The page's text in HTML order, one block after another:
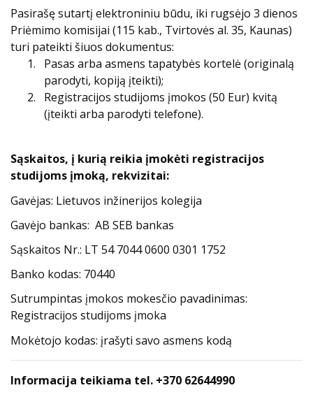
Pasirašę sutartį elektroniniu būdu, iki rugsėjo 3 dienos
Priėmimo komisijai (115 kab., Tvirtovės al. 35, Kaunas)
turi pateikti šiuos dokumentus:
Pasas arba asmens tapatybės kortelė (originalą
parodyti, kopiją įteikti);
Registracijos studijoms įmokos (50 Eur) kvitą
(įteikti arba parodyti telefone).
Sąskaitos, į kurią reikia įmokėti registracijos
studijoms įmoką, rekvizitai:
Gavėjas: Lietuvos inžinerijos kolegija
Gavėjo bankas: AB SEB bankas
Sąskaitos Nr.: LT 54 7044 0600 0301 1752
Banko kodas: 70440
Sutrumpintas įmokos mokesčio pavadinimas:
Registracijos studijoms įmoka
Mokėtojo kodas: įrašyti savo asmens kodą
Informacija teikiama tel. +370 62644990